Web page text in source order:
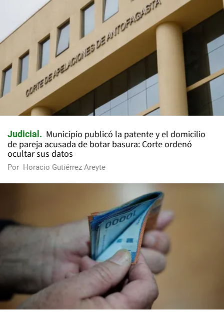
Judicial
Municipio publicó la patente y el domicilio
de pareja acusada de botar basura: Corte ordenó
ocultar sus datos
Por Horacio Gutiérrez Areyte